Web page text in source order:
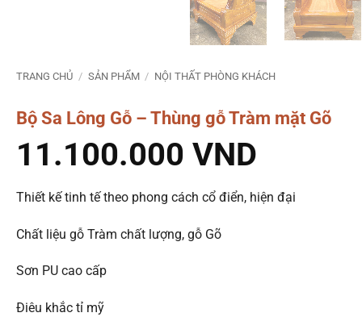
TRANG CHỦ / SẢN PHẨM / NỘI THẤT PHÒNG KHÁCH
Bộ Sa Lông Gỗ – Thùng gỗ Tràm mặt Gõ
11.100.000 VND
Thiết kế tinh tế theo phong cách cổ điển, hiện đại
Chất liệu gỗ Tràm chất lượng, gỗ Gõ
Sơn PU cao cấp
Điêu khắc tỉ mỹ